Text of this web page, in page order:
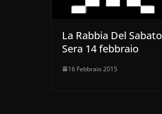
La Rabbia Del Sabato
Sera 14 febbraio
16 Febbraio 2015